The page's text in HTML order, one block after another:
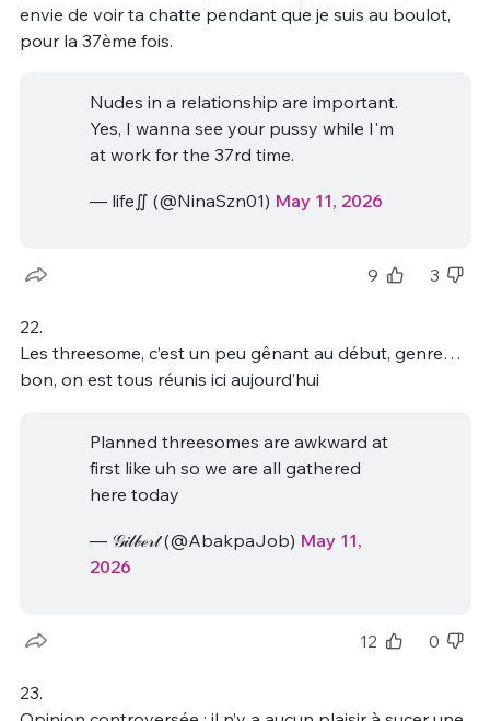
envie de voir ta chatte pendant que je suis au boulot,
pour la 37ème fois.
Nudes in a relationship are important.
Yes, I wanna see your pussy while I'm
at work for the 37rd time.
— life∬ (@NinaSzn01) May 11, 2026
9 3
22.
Les threesome, c’est un peu gênant au début, genre…
bon, on est tous réunis ici aujourd’hui
Planned threesomes are awkward at
first like uh so we are all gathered
here today
— 𝒢𝒾𝓁𝒷ℯ𝓇𝓉 (@AbakpaJob) May 11,
2026
12 0
23.